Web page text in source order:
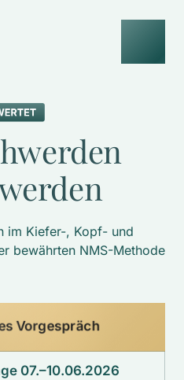
im Kiefer-, Kopf- und
bewährten NMS-Methode
Vorgespräch
07.–10.06.2026